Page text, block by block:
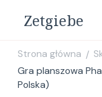
Zetgiebe
Strona główna /
Gra planszowa
Polska)